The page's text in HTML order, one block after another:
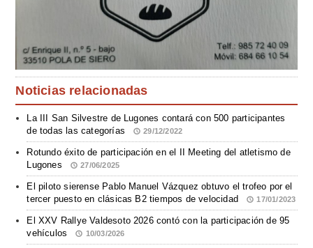
Noticias relacionadas
La III San Silvestre de Lugones contará con 500 participantes
de todas las categorías
29/12/2022
Rotundo éxito de participación en el II Meeting del atletismo de
Lugones
27/06/2025
El piloto sierense Pablo Manuel Vázquez obtuvo el trofeo por el
tercer puesto en clásicas B2 tiempos de velocidad
17/01/2023
El XXV Rallye Valdesoto 2026 contó con la participación de 95
vehículos
10/03/2026